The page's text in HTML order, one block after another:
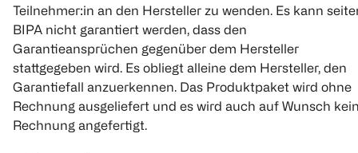
Teilnehmer:in an den Hersteller zu wenden. Es kann
BIPA nicht garantiert werden, dass den
Garantieansprüchen gegenüber dem Hersteller
stattgegeben wird. Es obliegt alleine dem Hersteller, den
Garantiefall anzuerkennen. Das Produktpaket wird ohne
Rechnung ausgeliefert und es wird auch auf Wunsch
Rechnung angefertigt.